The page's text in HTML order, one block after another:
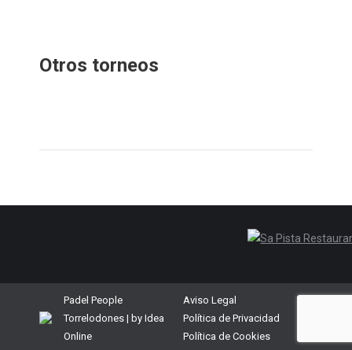
Otros torneos
Padel People
Torrelodones | by Idea
Online
Aviso Legal
Política de Privacidad
Política de Cookies